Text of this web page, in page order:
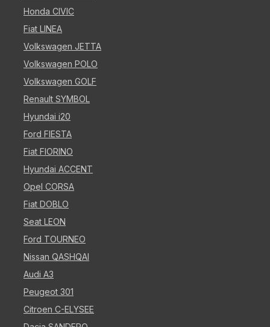
Honda CIVIC
Fiat LINEA
Volkswagen JETTA
Volkswagen POLO
Volkswagen GOLF
Renault SYMBOL
Hyundai i20
Ford FIESTA
Fiat FIORINO
Hyundai ACCENT
Opel CORSA
Fiat DOBLO
Seat LEON
Ford TOURNEO
Nissan QASHQAI
Audi A3
Peugeot 301
Citroen C-ELYSEE